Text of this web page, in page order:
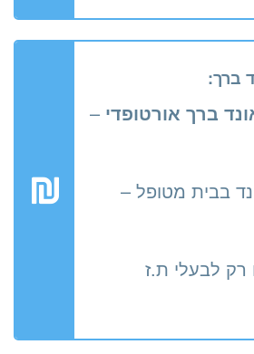
ברך:
ברך אורטופדי –
בבית מטופל –
לבעלי ת.ז